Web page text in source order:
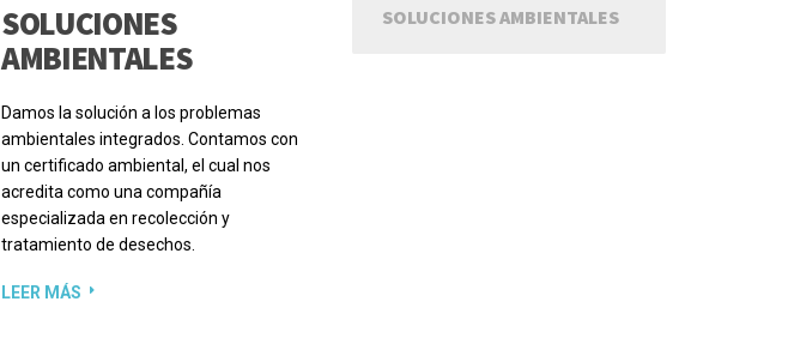
SOLUCIONES
AMBIENTALES
Damos la solución a los problemas
ambientales integrados. Contamos con
un certificado ambiental, el cual nos
acredita como una compañía
especializada en recolección y
tratamiento de desechos.
LEER MÁS
SOLUCIONES AMBIENTALES